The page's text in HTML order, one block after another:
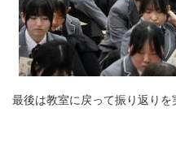
最後は教室に戻って振り返りを